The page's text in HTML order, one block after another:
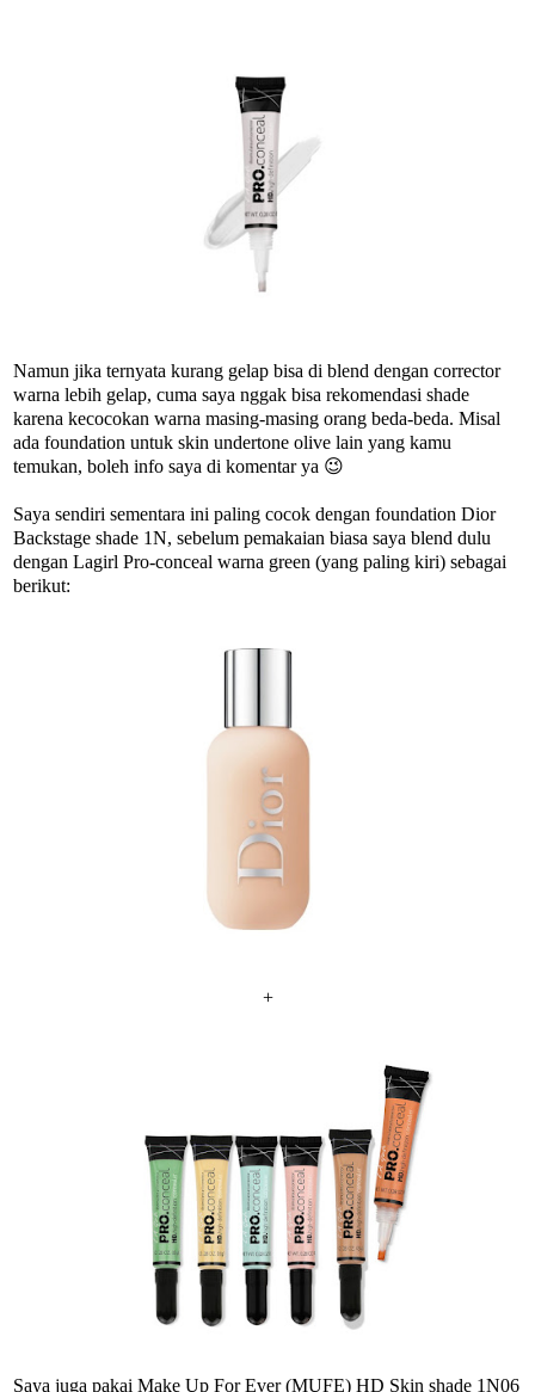
Namun jika ternyata kurang gelap bisa di blend dengan corrector
warna lebih gelap, cuma saya nggak bisa rekomendasi shade
karena kecocokan warna masing-masing orang beda-beda. Misal
ada foundation untuk skin undertone olive lain yang kamu
temukan, boleh info saya di komentar ya 😉
Saya sendiri sementara ini paling cocok dengan foundation Dior
Backstage shade 1N, sebelum pemakaian biasa saya blend dulu
dengan Lagirl Pro-conceal warna green (yang paling kiri) sebagai
berikut:
+
Saya juga pakai Make Up For Ever (MUFE) HD Skin shade 1N06